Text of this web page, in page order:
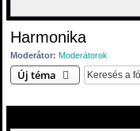
Harmonika
Moderátor: Moderátorok
Új téma